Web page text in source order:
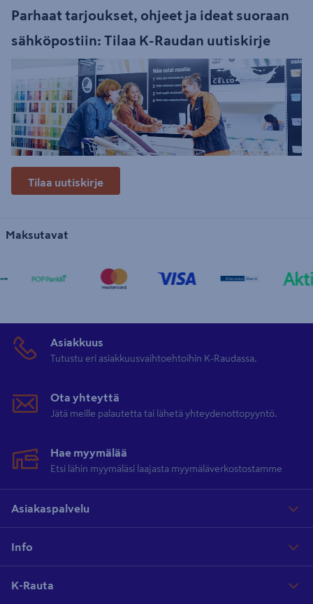
Parhaat tarjoukset, ohjeet ja ideat suoraan
sähköpostiin: Tilaa K-Raudan uutiskirje
Tilaa uutiskirje
Maksutavat
Asiakkuus
Tutustu eri asiakkuusvaihtoehtoihin K-Raudassa.
Ota yhteyttä
Jätä meille palautetta tai lähetä yhteydenottopyyntö.
Hae myymälää
Etsi lähin myymäläsi laajasta myymäläverkostostamme
Asiakaspalvelu
Info
K-Rauta